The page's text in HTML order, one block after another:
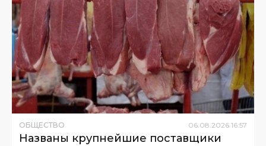
ОБЩЕСТВО 06.08.2026 16:57
Названы крупнейшие поставщики